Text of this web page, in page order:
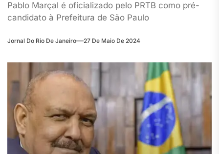
Pablo Marçal é oficializado pelo PRTB como pré-
candidato à Prefeitura de São Paulo
Jornal Do Rio De Janeiro 27 De Maio De 2024